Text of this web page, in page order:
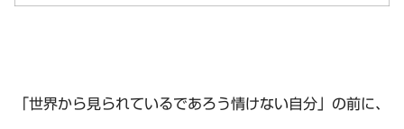
「世界から見られているであろう情けない自分」の前に、